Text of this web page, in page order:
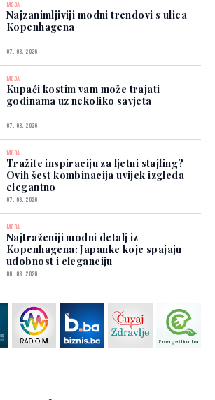
MODA
Najzanimljiviji modni trendovi s ulica
Kopenhagena
07. 08. 2026.
MODA
Kupaći kostim vam može trajati
godinama uz nekoliko savjeta
07. 08. 2026.
MODA
Tražite inspiraciju za ljetni stajling?
Ovih šest kombinacija uvijek izgleda
elegantno
07. 08. 2026.
MODA
Najtraženiji modni detalj iz
Kopenhagena: Japanke koje spajaju
udobnost i eleganciju
06. 08. 2026.